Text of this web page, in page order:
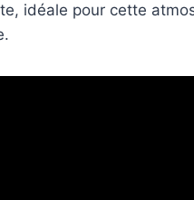
idéale pour cette